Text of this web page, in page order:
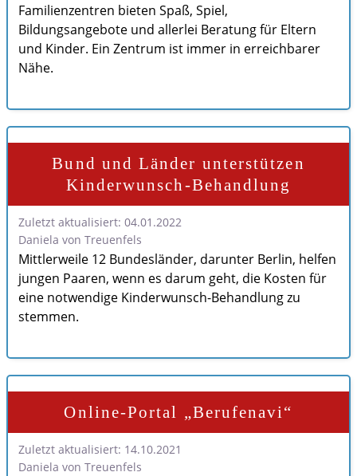
Familienzentren bieten Spaß, Spiel,
Bildungsangebote und allerlei Beratung für Eltern
und Kinder. Ein Zentrum ist immer in erreichbarer
Nähe.
Bund und Länder unterstützen
Kinderwunsch-Behandlung
Zuletzt aktualisiert: 04.01.2022
Daniela von Treuenfels
Mittlerweile 12 Bundesländer, darunter Berlin, helfen
jungen Paaren, wenn es darum geht, die Kosten für
eine notwendige Kinderwunsch-Behandlung zu
stemmen.
Online-Portal „Berufenavi“
Zuletzt aktualisiert: 14.10.2021
Daniela von Treuenfels